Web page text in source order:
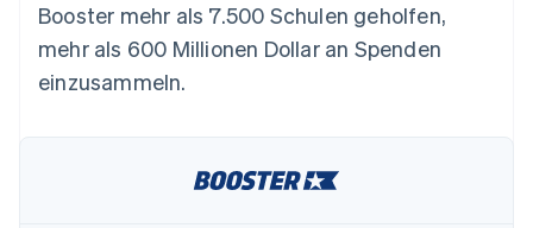
Booster mehr als 7.500 Schulen geholfen,
mehr als 600 Millionen Dollar an Spenden
einzusammeln.